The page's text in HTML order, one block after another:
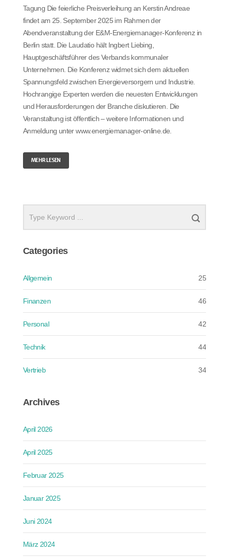
Tagung Die feierliche Preisverleihung an Kerstin Andreae
findet am 25. September 2025 im Rahmen der
Abendveranstaltung der E&M-Energiemanager-Konferenz in
Berlin statt. Die Laudatio hält Ingbert Liebing,
Hauptgeschäftsführer des Verbands kommunaler
Unternehmen. Die Konferenz widmet sich dem aktuellen
Spannungsfeld zwischen Energieversorgern und Industrie.
Hochrangige Experten werden die neuesten Entwicklungen
und Herausforderungen der Branche diskutieren. Die
Veranstaltung ist öffentlich – weitere Informationen und
Anmeldung unter www.energiemanager-online.de.
MEHR LESEN
Categories
Allgemein 25
Finanzen 46
Personal 42
Technik 44
Vertrieb 34
Archives
April 2026
April 2025
Februar 2025
Januar 2025
Juni 2024
März 2024